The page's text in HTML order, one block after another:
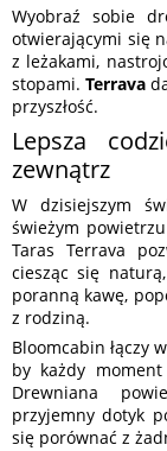
Wyobraź sobie
otwierającymi się
z leżakami,
stopami.Terrava
przyszłość.
Lepsza
zewnątrz
W dzisiejszym
świeżym
Taras Terrava
ciesząc się
poranną kawę,
z rodziną.
Bloomcabin łączy
by każdy
Drewniana
przyjemny dotyk
się porównać z